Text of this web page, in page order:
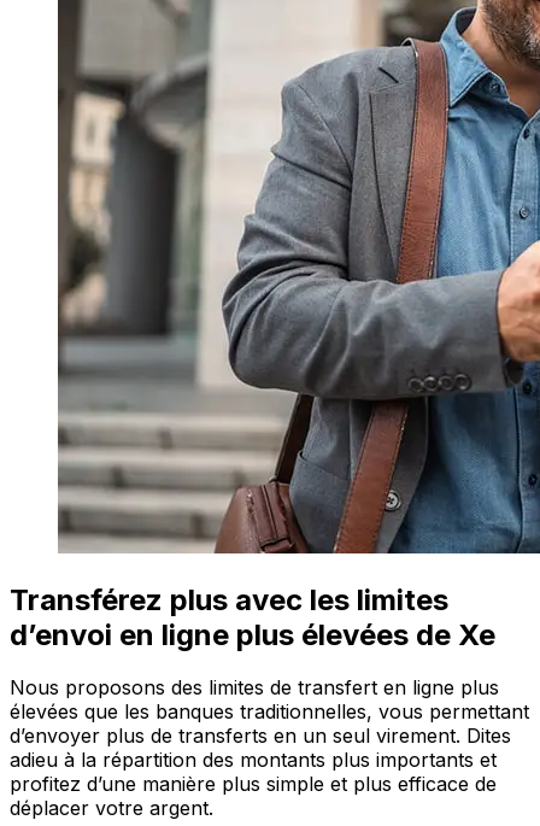
Transférez plus avec les limites
d’envoi en ligne plus élevées de Xe
Nous proposons des limites de transfert en ligne plus
élevées que les banques traditionnelles, vous permettant
d’envoyer plus de transferts en un seul virement. Dites
adieu à la répartition des montants plus importants et
profitez d’une manière plus simple et plus efficace de
déplacer votre argent.